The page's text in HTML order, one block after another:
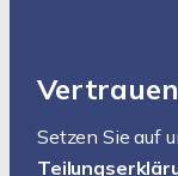
Setzen Sie auf